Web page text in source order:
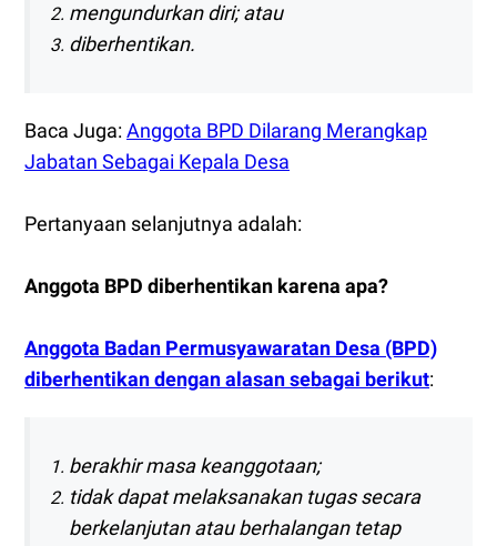
mengundurkan diri; atau
diberhentikan.
Baca Juga:Anggota BPD Dilarang Merangkap
Jabatan Sebagai Kepala Desa
Pertanyaan selanjutnya adalah:
Anggota BPD diberhentikan karena apa?
Anggota Badan Permusyawaratan Desa (BPD)
diberhentikan dengan alasan sebagai berikut:
berakhir masa keanggotaan;
tidak dapat melaksanakan tugas secara
berkelanjutan atau berhalangan tetap